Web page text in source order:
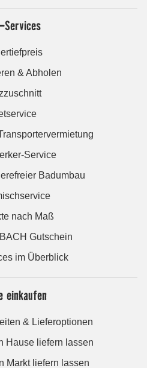
Services
& Abholen
Service
Badumbau
nach Maß
Gutschein
im Überblick
einkaufen
& Lieferoptionen
Hause liefern lassen
Markt liefern lassen